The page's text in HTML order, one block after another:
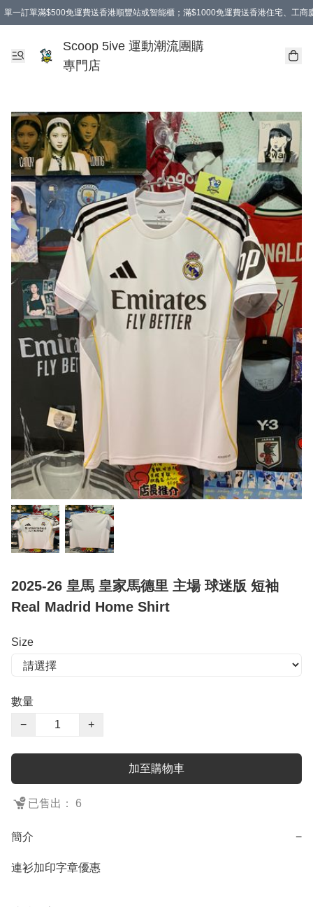
單一訂單滿$500免運費送香港順豐站或智能櫃；滿$1000免運費送香港住宅、工商
Scoop 5ive 運動潮流團購
專門店
2025-26 皇馬 皇家馬德里 主場 球迷版 短袖
Real Madrid Home Shirt
Size
數量
−
+
加至購物車
已售出： 6
簡介 −
連衫加印字章優惠